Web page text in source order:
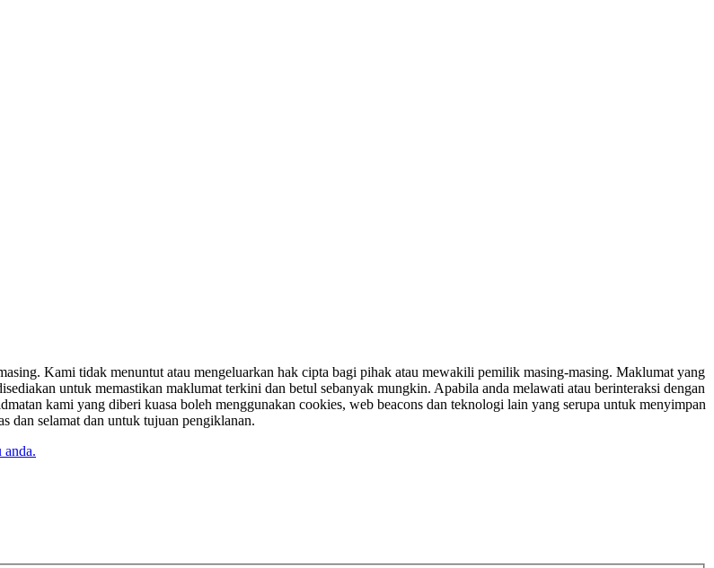
Kami tidak menuntut atau mengeluarkan hak cipta bagi pihak atau mewakili pemilik masing-masing. Maklumat yang
untuk memastikan maklumat terkini dan betul sebanyak mungkin. Apabila anda melawati atau berinteraksi dengan
kami yang diberi kuasa boleh menggunakan cookies, web beacons dan teknologi lain yang serupa untuk menyimpan
dan selamat dan untuk tujuan pengiklanan.
anda.